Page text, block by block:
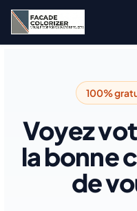
Aller au contenu principal
100%
Voyez
la bonne
de